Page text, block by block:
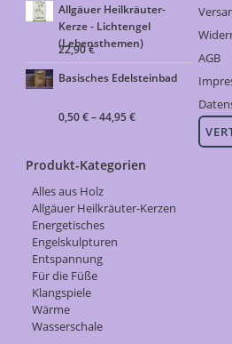
Allgäuer Heilkräuter-
Kerze - Lichtengel
(Lebensthemen)
22,90€
Basisches Edelsteinbad
0,50€–44,95€
AGB
Produkt-Kategorien
Alles aus Holz
Allgäuer Heilkräuter-Kerzen
Energetisches
Engelskulpturen
Entspannung
Für die Füße
Klangspiele
Wärme
Wasserschale